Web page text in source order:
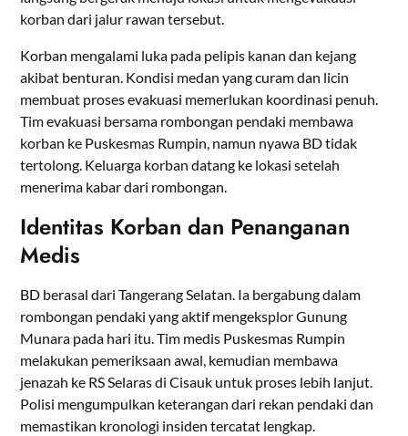
korban dari jalur rawan tersebut.
Korban mengalami luka pada pelipis kanan dan kejang
akibat benturan. Kondisi medan yang curam dan licin
membuat proses evakuasi memerlukan koordinasi penuh.
Tim evakuasi bersama rombongan pendaki membawa
korban ke Puskesmas Rumpin, namun nyawa BD tidak
tertolong. Keluarga korban datang ke lokasi setelah
menerima kabar dari rombongan.
Identitas Korban dan Penanganan
Medis
BD berasal dari Tangerang Selatan. Ia bergabung dalam
rombongan pendaki yang aktif mengeksplor Gunung
Munara pada hari itu. Tim medis Puskesmas Rumpin
melakukan pemeriksaan awal, kemudian membawa
jenazah ke RS Selaras di Cisauk untuk proses lebih lanjut.
Polisi mengumpulkan keterangan dari rekan pendaki dan
memastikan kronologi insiden tercatat lengkap.